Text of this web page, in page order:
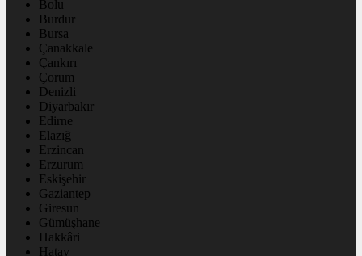
Bolu
Burdur
Bursa
Çanakkale
Çankırı
Çorum
Denizli
Diyarbakır
Edirne
Elazığ
Erzincan
Erzurum
Eskişehir
Gaziantep
Giresun
Gümüşhane
Hakkâri
Hatay